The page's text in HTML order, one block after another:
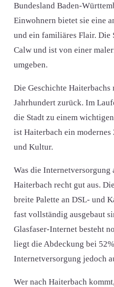
Bundesland Baden-
Einwohnern bietet sie eine
und ein familiäres Flair. Die
Calw und ist von einer
umgeben.
Die Geschichte Haiterbachs
Jahrhundert zurück. Im
die Stadt zu einem
ist Haiterbach ein
und Kultur.
Was die Internetversorgung
Haiterbach recht gut aus.
breite Palette an DSL- und
fast vollständig ausgebaut
Glasfaser-Internet besteht
liegt die Abdeckung bei
Internetversorgung jedoch
Wer nach Haiterbach